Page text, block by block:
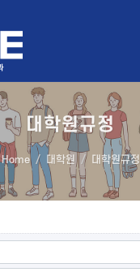
대학원규정
Home 대학원 대학원규정